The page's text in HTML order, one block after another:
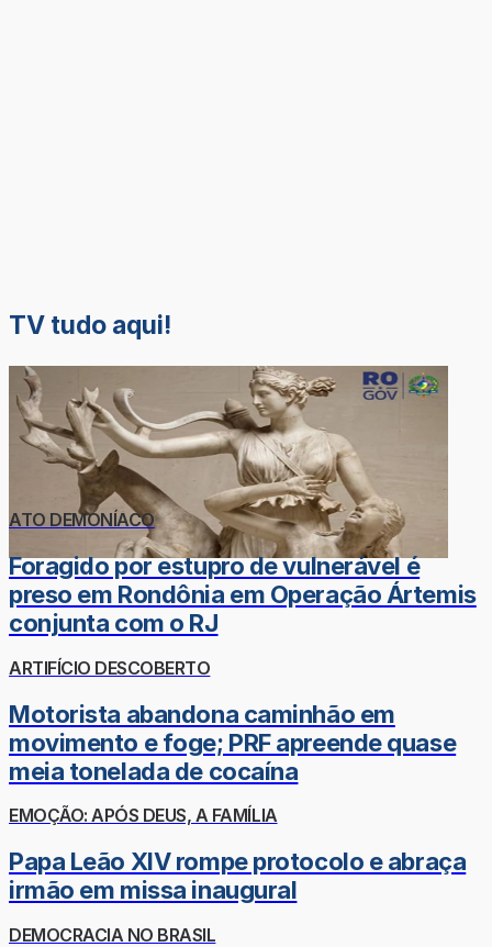
TV tudo aqui!
ATO DEMONÍACO
Foragido por estupro de vulnerável é
preso em Rondônia em Operação Ártemis
conjunta com o RJ
ARTIFÍCIO DESCOBERTO
Motorista abandona caminhão em
movimento e foge; PRF apreende quase
meia tonelada de cocaína
EMOÇÃO: APÓS DEUS, A FAMÍLIA
Papa Leão XIV rompe protocolo e abraça
irmão em missa inaugural
DEMOCRACIA NO BRASIL